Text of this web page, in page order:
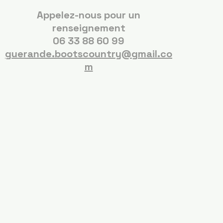
Appelez-nous pour un
renseignement
06 33 88 60 99
guerande.bootscountry@gmail.co
m